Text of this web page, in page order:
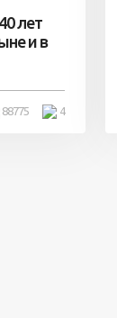
лет
и в
4
88775